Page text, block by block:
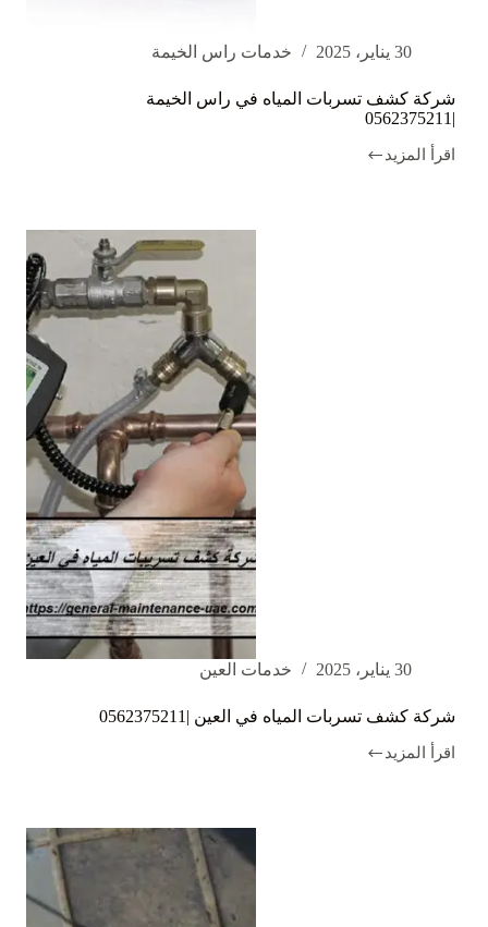
30 يناير، 2025 خدمات راس الخيمة
شركة كشف تسربات المياه في راس الخيمة
|0562375211
اقرأ المزيد
شركة
30 يناير، 2025 خدمات العين
شركة كشف تسربات المياه في العين |0562375211
اقرأ المزيد
شركة